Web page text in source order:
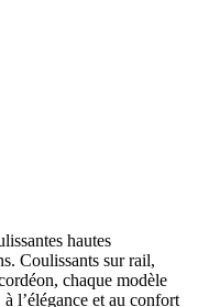
hautes
Coulissants sur rail,
chaque modèle
l’élégance et au confort